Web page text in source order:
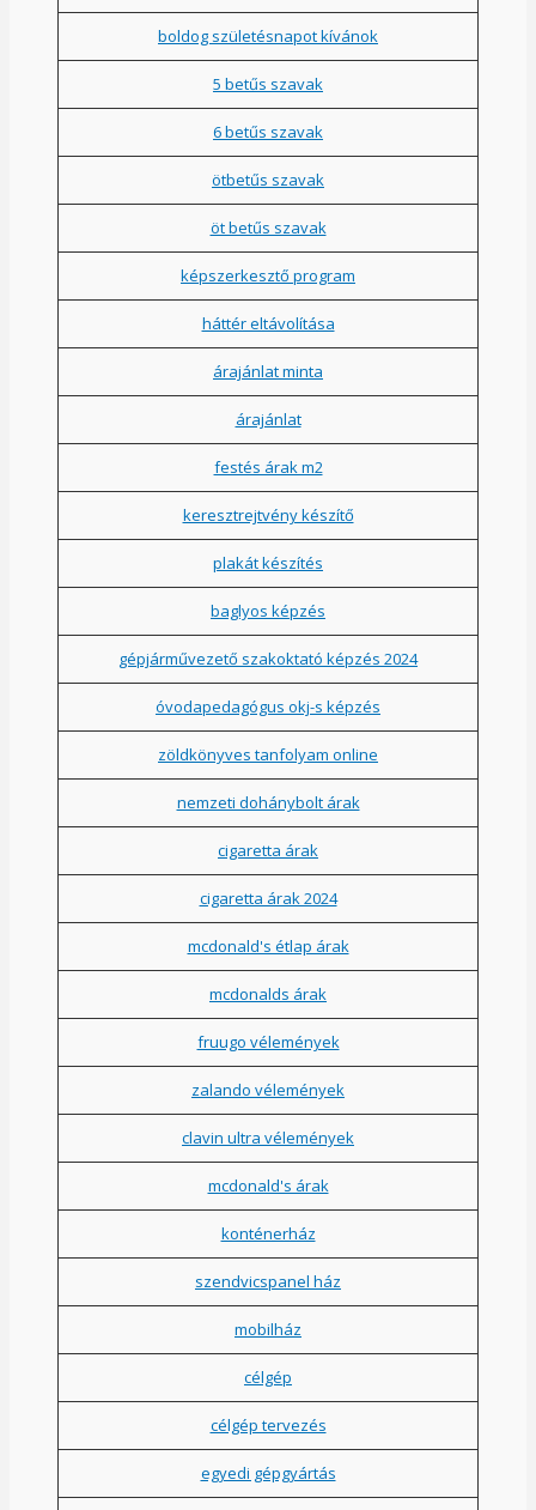
boldog születésnapot kívánok
5 betűs szavak
6 betűs szavak
ötbetűs szavak
öt betűs szavak
képszerkesztő program
háttér eltávolítása
árajánlat minta
árajánlat
festés árak m2
keresztrejtvény készítő
plakát készítés
baglyos képzés
gépjárművezető szakoktató képzés 2024
óvodapedagógus okj-s képzés
zöldkönyves tanfolyam online
nemzeti dohánybolt árak
cigaretta árak
cigaretta árak 2024
mcdonald's étlap árak
mcdonalds árak
fruugo vélemények
zalando vélemények
clavin ultra vélemények
mcdonald's árak
konténerház
szendvicspanel ház
mobilház
célgép
célgép tervezés
egyedi gépgyártás